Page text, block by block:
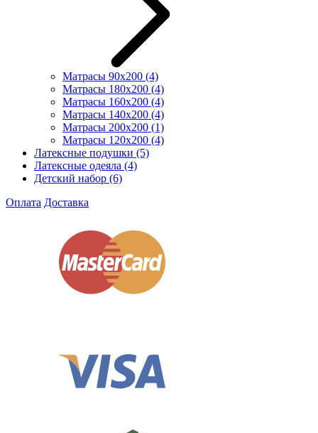
Матрасы 90x200 (4)
Матрасы 180x200 (4)
Матрасы 160x200 (4)
Матрасы 140x200 (4)
Матрасы 200x200 (1)
Матрасы 120x200 (4)
Латексные подушки (5)
Латексные одеяла (4)
Детский набор (6)
Оплата Доставка